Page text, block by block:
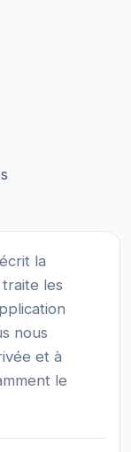
la
les
nous
et à
le